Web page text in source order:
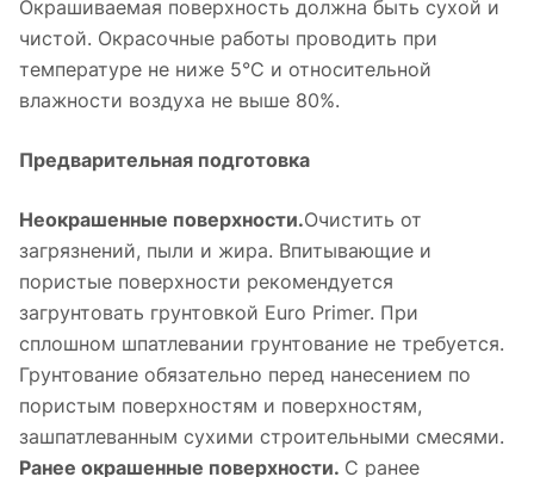
Окрашиваемая поверхность должна быть сухой и
чистой. Окрасочные работы проводить при
температуре не ниже 5°С и относительной
влажности воздуха не выше 80%.
Предварительная подготовка
Неокрашенные поверхности.Очистить от
загрязнений, пыли и жира. Впитывающие и
пористые поверхности рекомендуется
загрунтовать грунтовкой Euro Primer. При
сплошном шпатлевании грунтование не требуется.
Грунтование обязательно перед нанесением по
пористым поверхностям и поверхностям,
зашпатлеванным сухими строительными смесями.
Ранее окрашенные поверхности. С ранее